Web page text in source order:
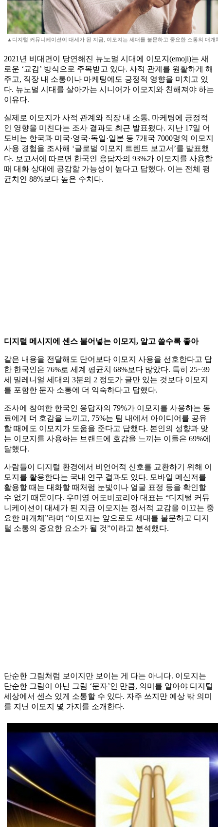
▲디지털 커뮤니케이션이 대세가 된 지금, 이모지는 세대를 불문하고 중요한 소통의 매개
2021년 비대면이 당연해진 뉴노멀 시대에 이모지(emoji)는 새
로운 ‘교감’ 방식으로 주목받고 있다. 사적 관계를 원활하게 해
주고, 직장 내 소통이나 마케팅에도 긍정적 영향을 미치고 있
다. 뉴노멀 시대를 살아가는 시니어가 이모지와 친해져야 하는
이유다.
실제로 이모지가 사적 관계와 직장 내 소통, 마케팅에 긍정적
인 영향을 미친다는 조사 결과도 최근 발표됐다. 지난 17일 어
도비는 한국과 미국·영국·독일·일본 등 7개국 7000명의 이모지
사용 경험을 조사해 ‘글로벌 이모지 트렌드 보고서’를 발표했
다. 보고서에 따르면 한국인 응답자의 93%가 이모지를 사용할
때 대화 상대에 공감할 가능성이 높다고 답했다. 이는 전체 평
균치인 88%보다 높은 수치다.
디지털 메시지에 센스 불어넣는 이모지, 알고 쓸수록 좋아
같은 내용을 전달해도 단어보다 이모지 사용을 선호한다고 답
한 한국인은 76%로 세계 평균치 68%보다 많았다. 특히 25~39
세 밀레니얼 세대의 3분의 2 정도가 글만 있는 것보다 이모지
를 포함한 문자 소통에 더 익숙하다고 답했다.
조사에 참여한 한국인 응답자의 79%가 이모지를 사용하는 동
료에게 더 호감을 느끼고, 75%는 팀 내에서 아이디어를 공유
할 때에도 이모지가 도움을 준다고 답했다. 본인의 성향과 맞
는 이모지를 사용하는 브랜드에 호감을 느끼는 이들은 69%에
달했다.
사람들이 디지털 환경에서 비언어적 신호를 교환하기 위해 이
모지를 활용한다는 국내 연구 결과도 있다. 모바일 메신저를
활용할 때는 대화할 때처럼 눈빛이나 얼굴 표정 등을 확인할
수 없기 때문이다. 우미영 어도비코리아 대표는 “디지털 커뮤
니케이션이 대세가 된 지금 이모지는 정서적 교감을 이끄는 중
요한 매개체”라며 “이모지는 앞으로도 세대를 불문하고 디지
털 소통의 중요한 요소가 될 것”이라고 분석했다.
단순한 그림처럼 보이지만 보이는 게 다는 아니다. 이모지는
단순한 그림이 아닌 그림 ‘문자’인 만큼, 의미를 알아야 디지털
세상에서 센스 있게 소통할 수 있다. 자주 쓰지만 예상 밖 의미
를 지닌 이모지 몇 가지를 소개한다.